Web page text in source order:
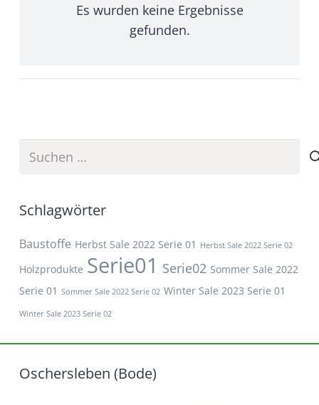
Es wurden keine Ergebnisse
gefunden.
Suchen
Schlagwörter
Baustoffe Herbst Sale 2022 Serie 01 Herbst Sale 2022 Serie 02
Holzprodukte Serie01 Serie02 Sommer Sale 2022
Serie 01 Sommer Sale 2022 Serie 02 Winter Sale 2023 Serie 01
Winter Sale 2023 Serie 02
Oschersleben (Bode)